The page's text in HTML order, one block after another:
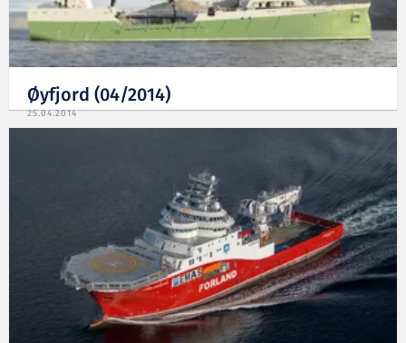
Øyfjord (04/2014)
25.04.2014